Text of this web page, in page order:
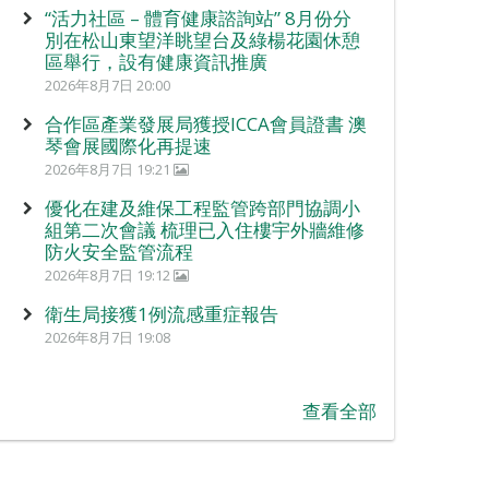
“活力社區 – 體育健康諮詢站” 8月份分
別在松山東望洋眺望台及綠楊花園休憩
區舉行，設有健康資訊推廣
2026年8月7日 20:00
合作區產業發展局獲授ICCA會員證書 澳
琴會展國際化再提速
2026年8月7日 19:21
優化在建及維保工程監管跨部門協調小
組第二次會議 梳理已入住樓宇外牆維修
防火安全監管流程
2026年8月7日 19:12
衛生局接獲1例流感重症報告
2026年8月7日 19:08
查看全部